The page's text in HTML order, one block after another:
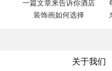
一篇文章来告诉你酒店
装饰画如何选择
关于我们